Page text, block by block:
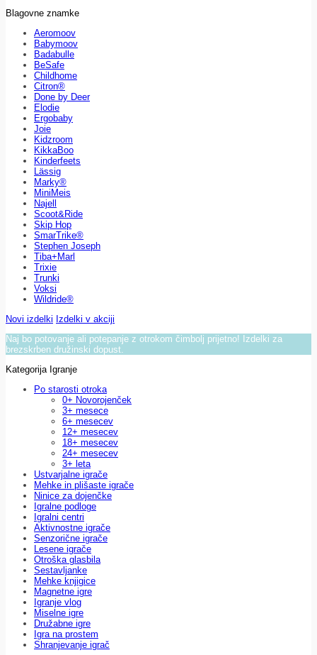
Blagovne znamke
Aeromoov
Babymoov
Badabulle
BeSafe
Childhome
Citron®
Done by Deer
Elodie
Ergobaby
Joie
Kidzroom
KikkaBoo
Kinderfeets
Lässig
Marky®
MiniMeis
Najell
Scoot&Ride
Skip Hop
SmarTrike®
Stephen Joseph
Tiba+Marl
Trixie
Trunki
Voksi
Wildride®
Novi izdelki Izdelki v akciji
Naj bo potovanje ali potepanje z otrokom čimbolj prijetno! Izdelki za
brezskrben družinski dopust.
Kategorija Igranje
Po starosti otroka
0+ Novorojenček
3+ mesece
6+ mesecev
12+ mesecev
18+ mesecev
24+ mesecev
3+ leta
Ustvarjalne igrače
Mehke in plišaste igrače
Ninice za dojenčke
Igralne podloge
Igralni centri
Aktivnostne igrače
Senzorične igrače
Lesene igrače
Otroška glasbila
Sestavljanke
Mehke knjigice
Magnetne igre
Igranje vlog
Miselne igre
Družabne igre
Igra na prostem
Shranjevanje igrač